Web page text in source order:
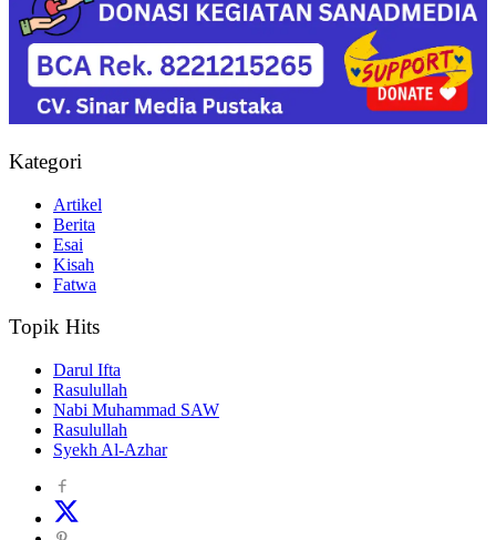
Kategori
Artikel
Berita
Esai
Kisah
Fatwa
Topik Hits
Darul Ifta
Rasulullah
Nabi Muhammad SAW
Rasulullah
Syekh Al-Azhar